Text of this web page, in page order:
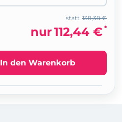
138,38 €
statt
nur112,44 € *
In den Warenkorb